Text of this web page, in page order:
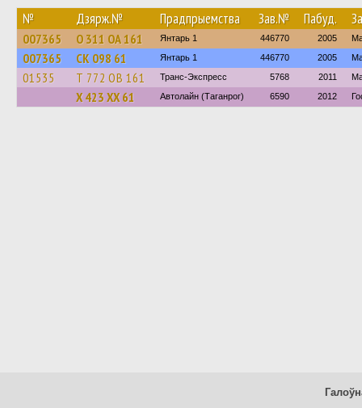
№ Дзярж.№ Прадпрыемства Зав.№ Пабуд.
007365 О 311 ОА 161 Янтарь 1 446770 2005
007365 СК 098 61 Янтарь 1 446770 2005
01535 Т 772 ОВ 161 Транс-Экспресс 5768 2011
Х 423 ХХ 61 Автолайн (Таганрог) 6590 2012